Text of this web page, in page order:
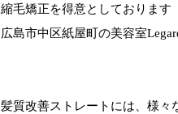
縮毛矯正を得意としております
広島市中区紙屋町の美容室
髪質改善ストレートには、様々